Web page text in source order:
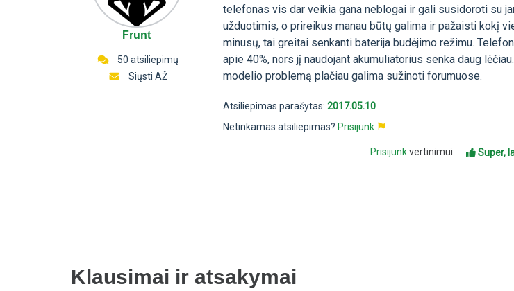
Frunt
50 atsiliepimų
Siųsti AŽ
telefonas vis dar veikia gana neblogai ir gali susidoroti su
užduotimis, o prireikus manau būtų galima ir pažaisti kokį
minusų, tai greitai senkanti baterija budėjimo režimu.
apie 40%, nors jį naudojant akumuliatorius senka daug
modelio problemą plačiau galima sužinoti forumuose.
Atsiliepimas parašytas:2017.05.10
Netinkamas atsiliepimas? Prisijunk
Prisijunkvertinimui: Super,
Klausimai ir atsakymai